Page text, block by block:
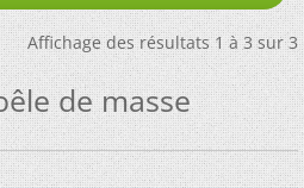
Affichage des résultats 1 à 3 sur 3
de masse